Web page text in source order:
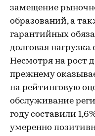
замещение
образований, а
гарантийных
долговая нагрузка
Несмотря на рост
прежнему
на рейтинговую
обслуживание
году составили
умеренно